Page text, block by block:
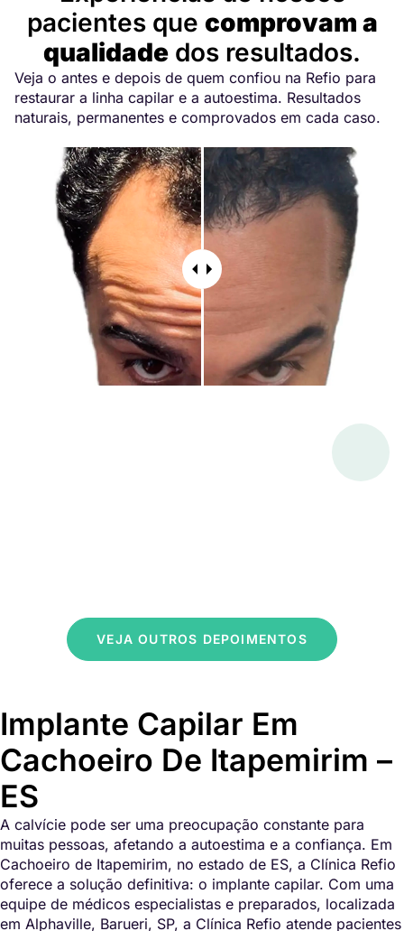
pacientes que comprovam a
qualidade dos resultados.
Veja o antes e depois de quem confiou na Refio para
restaurar a linha capilar e a autoestima. Resultados
naturais, permanentes e comprovados em cada caso.
VEJA OUTROS DEPOIMENTOS
Implante Capilar Em
Cachoeiro De Itapemirim –
ES
A calvície pode ser uma preocupação constante para
muitas pessoas, afetando a autoestima e a confiança. Em
Cachoeiro de Itapemirim, no estado de ES, a Clínica Refio
oferece a solução definitiva: o implante capilar. Com uma
equipe de médicos especialistas e preparados, localizada
em Alphaville, Barueri, SP, a Clínica Refio atende pacientes